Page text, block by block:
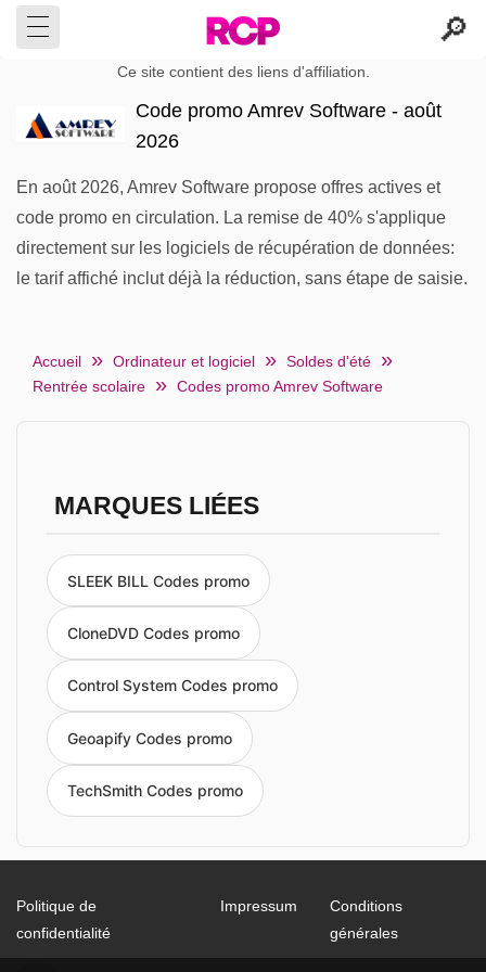
Ce site contient des liens d'affiliation.
Code promo Amrev Software - août
2026
En août 2026, Amrev Software propose offres actives et
code promo en circulation. La remise de 40% s'applique
directement sur les logiciels de récupération de données:
le tarif affiché inclut déjà la réduction, sans étape de saisie.
Accueil Ordinateur et logiciel
Soldes d'été
Rentrée scolaire
Codes promo Amrev Software
MARQUES LIÉES
SLEEK BILL Codes promo
CloneDVD Codes promo
Control System Codes promo
Geoapify Codes promo
TechSmith Codes promo
Politique de
confidentialité
Impressum
Conditions
générales